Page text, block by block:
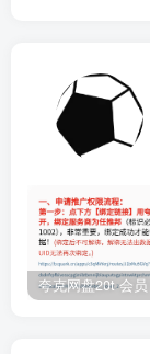
夸克网盘20t 会